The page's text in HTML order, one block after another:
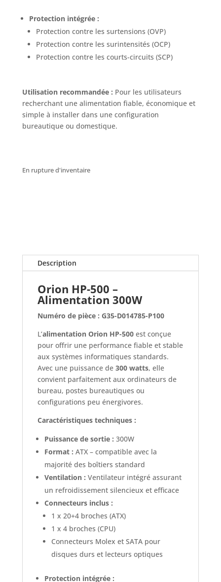
Protection intégrée :
Protection contre les surtensions (OVP)
Protection contre les surintensités (OCP)
Protection contre les courts-circuits (SCP)
Utilisation recommandée : Pour les utilisateurs
recherchant une alimentation fiable, économique et
simple à installer dans une configuration
bureautique ou domestique.
En rupture d'inventaire
Description
Orion HP-500 –
Alimentation 300W
Numéro de pièce : G35-D014785-P100
L’alimentation Orion HP-500est conçue
pour offrir une performance fiable et stable
aux systèmes informatiques standards.
Avec une puissance de 300 watts, elle
convient parfaitement aux ordinateurs de
bureau, postes bureautiques ou
configurations peu énergivores.
Caractéristiques techniques :
Puissance de sortie : 300W
Format : ATX – compatible avec la
majorité des boîtiers standard
Ventilation : Ventilateur intégré assurant
un refroidissement silencieux et efficace
Connecteurs inclus :
1 x 20+4 broches (ATX)
1 x 4 broches (CPU)
Connecteurs Molex et SATA pour
disques durs et lecteurs optiques
Protection intégrée :